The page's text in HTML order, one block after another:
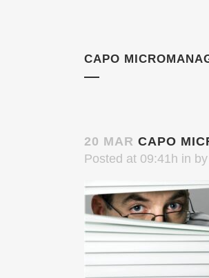
CAPO
20 MAR CAPO
Posted at 09:41h in by